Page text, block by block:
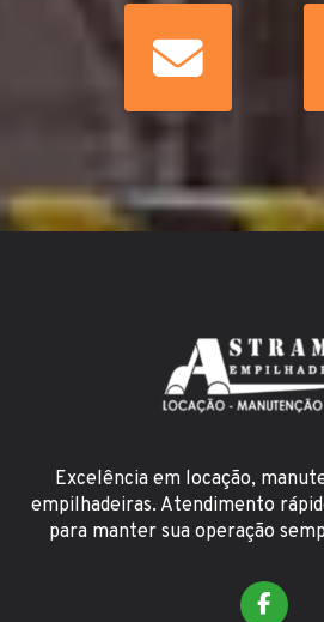
Excelência em locação,
empilhadeiras. Atendimento
para manter sua operação